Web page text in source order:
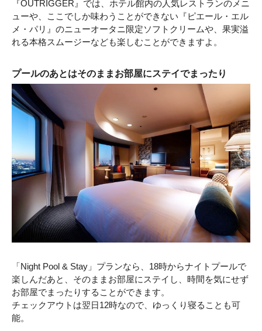
『OUTRIGGER』では、ホテル館内の人気レストランのメニ
ューや、ここでしか味わうことができない『ピエール・エル
メ・パリ』のニューオータニ限定ソフトクリームや、果実溢
れる本格スムージーなども楽しむことができますよ。
プールのあとはそのままお部屋にステイでまったり
「Night Pool & Stay」プランなら、18時からナイトプールで
楽しんだあと、そのままお部屋にステイし、時間を気にせず
お部屋でまったりすることができます。
チェックアウトは翌日12時なので、ゆっくり寝ることも可
能。